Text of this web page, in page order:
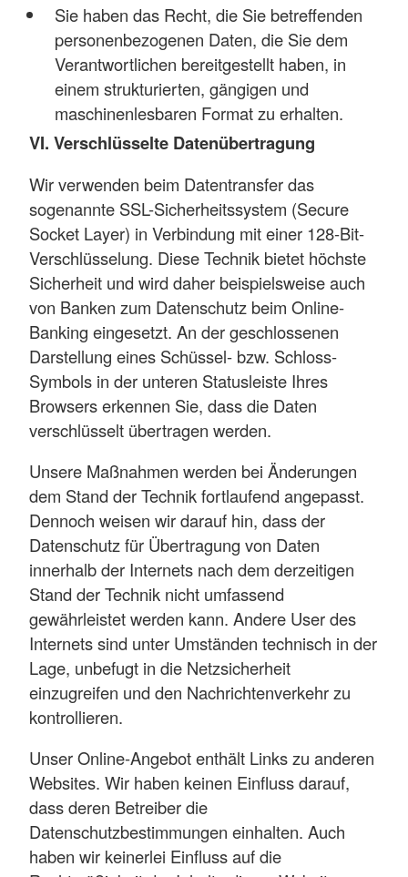
Sie haben das Recht, die Sie betreffenden
personenbezogenen Daten, die Sie dem
Verantwortlichen bereitgestellt haben, in
einem strukturierten, gängigen und
maschinenlesbaren Format zu erhalten.
VI. Verschlüsselte Datenübertragung
Wir verwenden beim Datentransfer das
sogenannte SSL-Sicherheitssystem (Secure
Socket Layer) in Verbindung mit einer 128-Bit-
Verschlüsselung. Diese Technik bietet höchste
Sicherheit und wird daher beispielsweise auch
von Banken zum Datenschutz beim Online-
Banking eingesetzt. An der geschlossenen
Darstellung eines Schüssel- bzw. Schloss-
Symbols in der unteren Statusleiste Ihres
Browsers erkennen Sie, dass die Daten
verschlüsselt übertragen werden.
Unsere Maßnahmen werden bei Änderungen
dem Stand der Technik fortlaufend angepasst.
Dennoch weisen wir darauf hin, dass der
Datenschutz für Übertragung von Daten
innerhalb der Internets nach dem derzeitigen
Stand der Technik nicht umfassend
gewährleistet werden kann. Andere User des
Internets sind unter Umständen technisch in der
Lage, unbefugt in die Netzsicherheit
einzugreifen und den Nachrichtenverkehr zu
kontrollieren.
Unser Online-Angebot enthält Links zu anderen
Websites. Wir haben keinen Einfluss darauf,
dass deren Betreiber die
Datenschutzbestimmungen einhalten. Auch
haben wir keinerlei Einfluss auf die